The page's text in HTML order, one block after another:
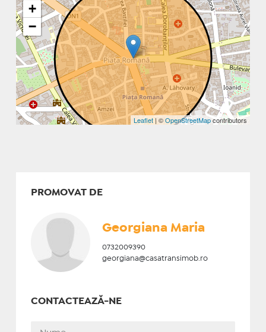
+
−
Leaflet| ©OpenStreetMapcontributors
PROMOVAT DE
Georgiana Maria
0732009390
georgiana@casatransimob.ro
CONTACTEAZĂ-NE